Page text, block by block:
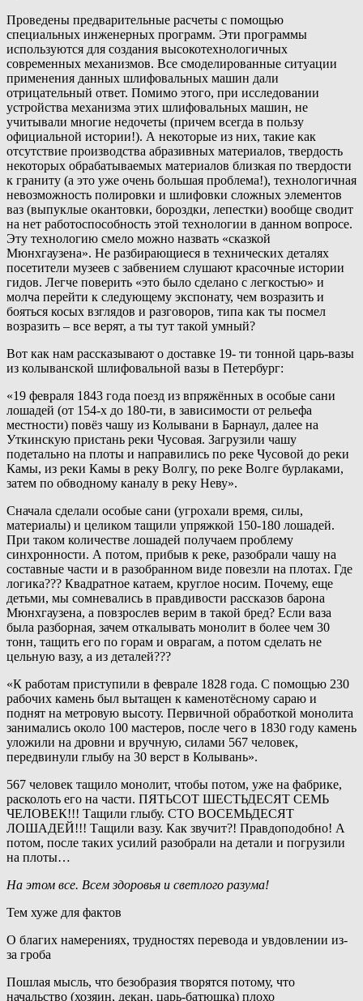
Проведены предварительные расчеты с помощью
специальных инженерных программ. Эти программы
используются для создания высокотехнологичных
современных механизмов. Все смоделированные ситуации
применения данных шлифовальных машин дали
отрицательный ответ. Помимо этого, при исследовании
устройства механизма этих шлифовальных машин, не
учитывали многие недочеты (причем всегда в пользу
официальной истории!). А некоторые из них, такие как
отсутствие производства абразивных материалов, твердость
некоторых обрабатываемых материалов близкая по твердости
к граниту (а это уже очень большая проблема!), технологичная
невозможность полировки и шлифовки сложных элементов
ваз (выпуклые окантовки, бороздки, лепестки) вообще сводит
на нет работоспособность этой технологии в данном вопросе.
Эту технологию смело можно назвать «сказкой
Мюнхгаузена». Не разбирающиеся в технических деталях
посетители музеев с забвением слушают красочные истории
гидов. Легче поверить «это было сделано с легкостью» и
молча перейти к следующему экспонату, чем возразить и
бояться косых взглядов и разговоров, типа как ты посмел
возразить – все верят, а ты тут такой умный?
Вот как нам рассказывают о доставке 19- ти тонной царь-вазы
из колыванской шлифовальной вазы в Петербург:
«19 февраля 1843 года поезд из впряжённых в особые сани
лошадей (от 154-х до 180-ти, в зависимости от рельефа
местности) повёз чашу из Колывани в Барнаул, далее на
Уткинскую пристань реки Чусовая. Загрузили чашу
подетально на плоты и направились по реке Чусовой до реки
Камы, из реки Камы в реку Волгу, по реке Волге бурлаками,
затем по обводному каналу в реку Неву».
Сначала сделали особые сани (угрохали время, силы,
материалы) и целиком тащили упряжкой 150-180 лошадей.
При таком количестве лошадей получаем проблему
синхронности. А потом, прибыв к реке, разобрали чашу на
составные части и в разобранном виде повезли на плотах. Где
логика??? Квадратное катаем, круглое носим. Почему, еще
детьми, мы сомневались в правдивости рассказов барона
Мюнхгаузена, а повзрослев верим в такой бред? Если ваза
была разборная, зачем откалывать монолит в более чем 30
тонн, тащить его по горам и оврагам, а потом сделать не
цельную вазу, а из деталей???
«К работам приступили в феврале 1828 года. С помощью 230
рабочих камень был вытащен к каменотёсному сараю и
поднят на метровую высоту. Первичной обработкой монолита
занимались около 100 мастеров, после чего в 1830 году камень
уложили на дровни и вручную, силами 567 человек,
передвинули глыбу на 30 верст в Колывань».
567 человек тащило монолит, чтобы потом, уже на фабрике,
расколоть его на части. ПЯТЬСОТ ШЕСТЬДЕСЯТ СЕМЬ
ЧЕЛОВЕК!!! Тащили глыбу. СТО ВОСЕМЬДЕСЯТ
ЛОШАДЕЙ!!! Тащили вазу. Как звучит?! Правдоподобно! А
потом, после таких усилий разобрали на детали и погрузили
на плоты…
На этом все. Всем здоровья и светлого разума!
Тем хуже для фактов
О благих намерениях, трудностях перевода и увдовлении из-
за гроба
Пошлая мысль, что безобразия творятся потому, что
начальство (хозяин, декан, царь-батюшка) плохо